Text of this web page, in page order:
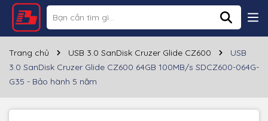
Trang chủ USB 3.0 SanDisk Cruzer Glide CZ600
USB
3.0 SanDisk Cruzer Glide CZ600 64GB 100MB/s SDCZ600-064G-
G35 - Bảo hành 5 năm
Thông số kỹ thuật
Thương hiệu SANDISK
Cổng giao tiếp USB-A 3.0, USB-A 2.0